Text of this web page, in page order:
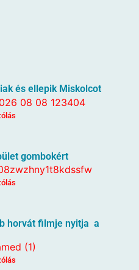
és ellepik Miskolcot
gombokért
horvát filmje nyitja a